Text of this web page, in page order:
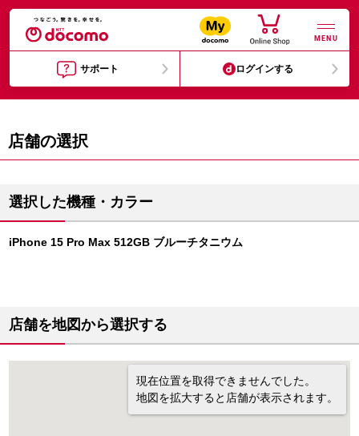
MENU
サポート ログインする
店舗の選択
選択した機種・カラー
iPhone 15 Pro Max 512GB ブルーチタニウム
店舗を地図から選択する
現在位置を取得できませんでした。
地図を拡大すると店舗が表示されます。